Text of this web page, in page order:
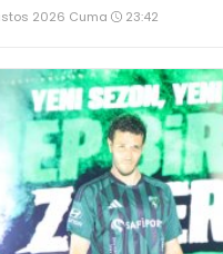
konserle meydanı inletti.
2026 Cuma 23:42